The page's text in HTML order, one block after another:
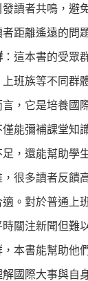
讀者共鳴，避
距離遙遠的問
：這本書的受眾
班族等不同群
，它是培養國
能彌補課堂知
，還能幫助學
，很多讀者反饋
。對於普通上
關注新聞但難
本書能幫助他
國際大事與自